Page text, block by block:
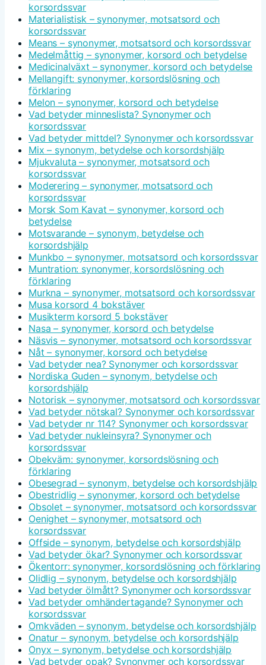
korsordssvar
Materialistisk – synonymer, motsatsord och
korsordssvar
Means – synonymer, motsatsord och korsordssvar
Medelmåttig – synonymer, korsord och betydelse
Medicinalväxt – synonymer, korsord och betydelse
Mellangift: synonymer, korsordslösning och
förklaring
Melon – synonymer, korsord och betydelse
Vad betyder minneslista? Synonymer och
korsordssvar
Vad betyder mittdel? Synonymer och korsordssvar
Mix – synonym, betydelse och korsordshjälp
Mjukvaluta – synonymer, motsatsord och
korsordssvar
Moderering – synonymer, motsatsord och
korsordssvar
Morsk Som Kavat – synonymer, korsord och
betydelse
Motsvarande – synonym, betydelse och
korsordshjälp
Munkbo – synonymer, motsatsord och korsordssvar
Muntration: synonymer, korsordslösning och
förklaring
Murkna – synonymer, motsatsord och korsordssvar
Musa korsord 4 bokstäver
Musikterm korsord 5 bokstäver
Nasa – synonymer, korsord och betydelse
Näsvis – synonymer, motsatsord och korsordssvar
Nåt – synonymer, korsord och betydelse
Vad betyder nea? Synonymer och korsordssvar
Nordiska Guden – synonym, betydelse och
korsordshjälp
Notorisk – synonymer, motsatsord och korsordssvar
Vad betyder nötskal? Synonymer och korsordssvar
Vad betyder nr 114? Synonymer och korsordssvar
Vad betyder nukleinsyra? Synonymer och
korsordssvar
Obekväm: synonymer, korsordslösning och
förklaring
Obesegrad – synonym, betydelse och korsordshjälp
Obestridlig – synonymer, korsord och betydelse
Obsolet – synonymer, motsatsord och korsordssvar
Oenighet – synonymer, motsatsord och
korsordssvar
Offside – synonym, betydelse och korsordshjälp
Vad betyder ökar? Synonymer och korsordssvar
Ökentorr: synonymer, korsordslösning och förklaring
Olidlig – synonym, betydelse och korsordshjälp
Vad betyder ölmått? Synonymer och korsordssvar
Vad betyder omhändertagande? Synonymer och
korsordssvar
Omkväden – synonym, betydelse och korsordshjälp
Onatur – synonym, betydelse och korsordshjälp
Onyx – synonym, betydelse och korsordshjälp
Vad betyder opak? Synonymer och korsordssvar